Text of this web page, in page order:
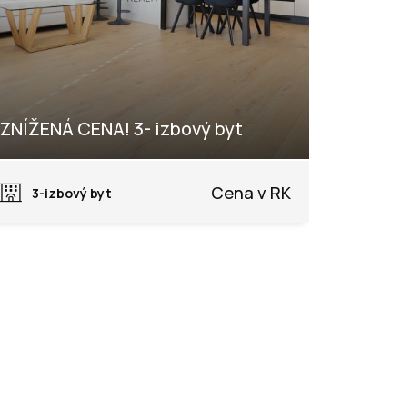
ZNÍŽENÁ CENA! 3- izbový byt
3-izbový byt
Cena v RK